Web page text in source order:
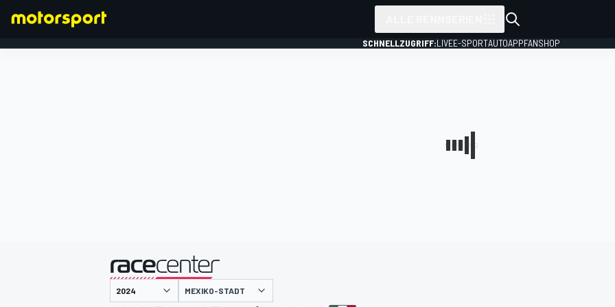
SCHNELLZUGRIFF:LIVEE-SPORTAUTOAPPFANSHOP
MEXIKO-STADT